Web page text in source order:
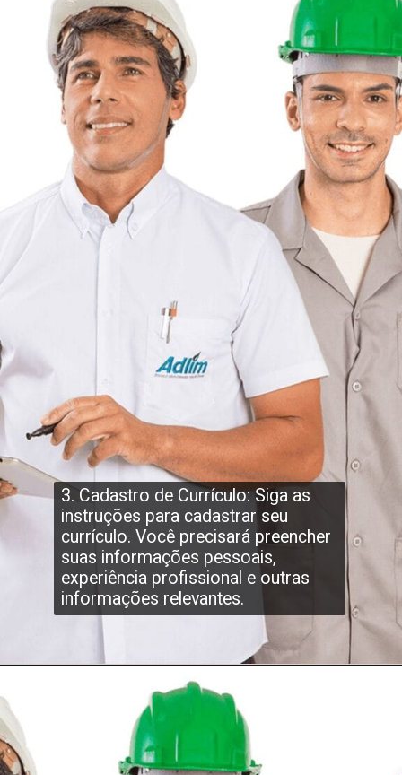
3. Cadastro de Currículo: Siga as
instruções para cadastrar seu
currículo. Você precisará preencher
suas informações pessoais,
experiência profissional e outras
informações relevantes.